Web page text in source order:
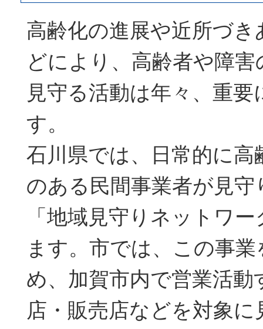
高齢化の進展や近所づ
どにより、高齢者や障
見守る活動は年々、重
す。
石川県では、日常的に高
のある民間事業者が見守
「地域見守りネットワ
ます。市では、この事
め、加賀市内で営業活動
店・販売店などを対象